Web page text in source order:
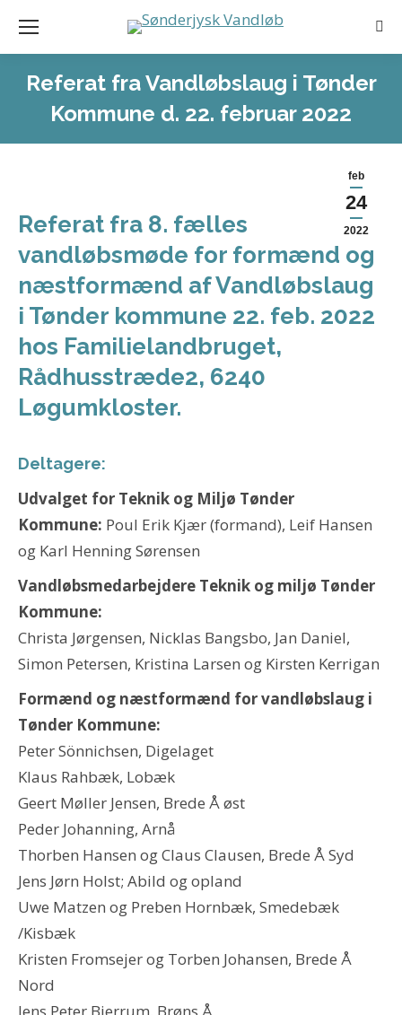
Referat fra Vandløbslaug i Tønder
Kommune d. 22. februar 2022
feb
24
2022
Referat fra 8. fælles
vandløbsmøde for formænd og
næstformænd af Vandløbslaug
i Tønder kommune 22. feb. 2022
hos Familielandbruget,
Rådhusstræde2, 6240
Løgumkloster.
Deltagere:
Udvalget for Teknik og Miljø Tønder
Kommune: Poul Erik Kjær (formand), Leif Hansen
og Karl Henning Sørensen
Vandløbsmedarbejdere Teknik og miljø Tønder
Kommune:
Christa Jørgensen, Nicklas Bangsbo, Jan Daniel,
Simon Petersen, Kristina Larsen og Kirsten Kerrigan
Formænd og næstformænd for vandløbslaug i
Tønder Kommune:
Peter Sönnichsen, Digelaget
Klaus Rahbæk, Lobæk
Geert Møller Jensen, Brede Å øst
Peder Johanning, Arnå
Thorben Hansen og Claus Clausen, Brede Å Syd
Jens Jørn Holst; Abild og opland
Uwe Matzen og Preben Hornbæk, Smedebæk
/Kisbæk
Kristen Fromsejer og Torben Johansen, Brede Å
Nord